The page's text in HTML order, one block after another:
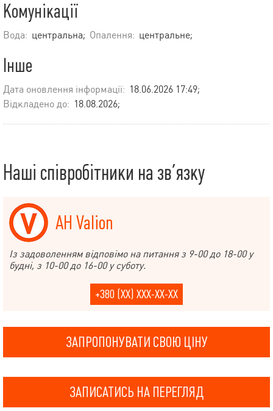
Комунікації
Вода: центральна; Опалення: центральне;
Інше
Дата оновлення інформації: 18.06.2026 17:49;
Відкладено до: 18.08.2026;
Наші співробітники на зв’язку
АН Valion
Із задоволенням відповімо на питання з 9-00 до 18-00 у
будні, з 10-00 до 16-00 у суботу.
+380 (XX) XXX-XX-XX
ЗАПРОПОНУВАТИ СВОЮ ЦІНУ
ЗАПИСАТИСЬ НА ПЕРЕГЛЯД